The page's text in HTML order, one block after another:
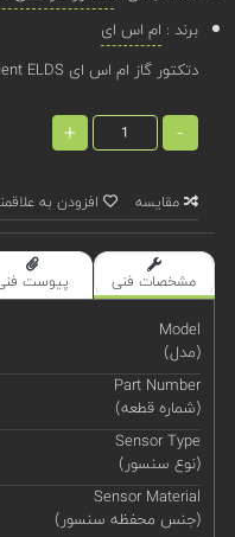
برند : ام اس ای
دتکتور گاز ام اس ای Senscient ELDS مدل XC-1022-7
-
+
مقایسه افزودن به
مشخصات فنی پیوست
Model
(مدل)
Part Number
(شماره قطعه)
Sensor Type
(نوع سنسور)
Sensor Material
(جنس محفظه سنسور)